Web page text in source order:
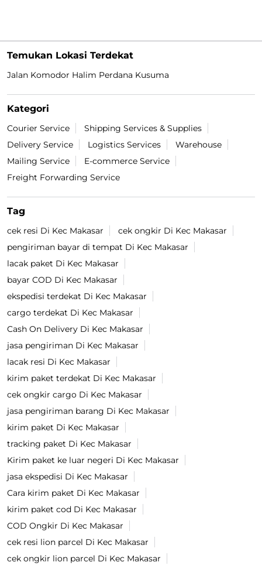
Temukan Lokasi Terdekat
Jalan Komodor Halim Perdana Kusuma
Kategori
Courier Service
Shipping Services & Supplies
Delivery Service
Logistics Services
Warehouse
Mailing Service
E-commerce Service
Freight Forwarding Service
Tag
cek resi Di Kec Makasar
cek ongkir Di Kec Makasar
pengiriman bayar di tempat Di Kec Makasar
lacak paket Di Kec Makasar
bayar COD Di Kec Makasar
ekspedisi terdekat Di Kec Makasar
cargo terdekat Di Kec Makasar
Cash On Delivery Di Kec Makasar
jasa pengiriman Di Kec Makasar
lacak resi Di Kec Makasar
kirim paket terdekat Di Kec Makasar
cek ongkir cargo Di Kec Makasar
jasa pengiriman barang Di Kec Makasar
kirim paket Di Kec Makasar
tracking paket Di Kec Makasar
Kirim paket ke luar negeri Di Kec Makasar
jasa ekspedisi Di Kec Makasar
Cara kirim paket Di Kec Makasar
kirim paket cod Di Kec Makasar
COD Ongkir Di Kec Makasar
cek resi lion parcel Di Kec Makasar
cek ongkir lion parcel Di Kec Makasar